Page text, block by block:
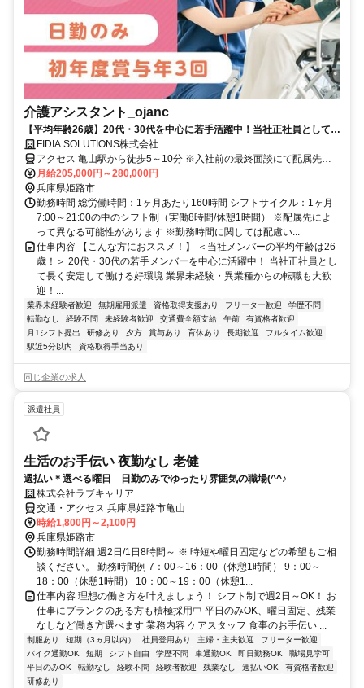
介護アシスタント_ojanc
【平均年齢26歳】20代・30代を中心に若手活躍中！当社正社員として安
定して長く働けます◎完全週休二日制＆残業少なめ／初年度賞与年3回
／未経験OK★採用基準は友達になれそうな人！／休暇制度充実！産育休
取得率100%／全員面接実施中！書類選考なし！内定まで最短2日！今す
ぐ働ける仕事を探している方はぜひ一度ご相談ください♪
FIDIA SOLUTIONS株式会社
アクセス 亀山駅から徒歩5～10分 ※入社前の最終面談にて配属先を
決定致します。
月給205,000円～280,000円
兵庫県姫路市
勤務時間 総労働時間：1ヶ月あたり160時間 シフトサイクル：1ヶ月
7:00～21:00の中のシフト制（実働8時間/休憩1時間） ※配属先によ
って異なる可能性があります ※勤務時間に関しては配慮い...
仕事内容 【こんな方におススメ！】 ＜当社メンバーの平均年齢は26
歳！＞ 20代・30代の若手メンバーを中心に活躍中！ 当社正社員とし
て長く安定して働ける好環境 業界未経験・異業種からの転職も大歓
迎！...
業界未経験者歓迎 無期雇用派遣 資格取得支援あり フリーター歓迎
学歴不問
転勤なし
経験不問 未経験者歓迎 交通費全額支給 午前
有資格者歓迎
月1シフト提出
研修あり 夕方 賞与あり 育休あり 長期歓迎
フルタイム歓迎
駅近5分以内
資格取得手当あり
同じ企業の求人
派遣社員
生活のお手伝い 夜勤なし 老健
週払い＊選べる曜日 日勤のみでゆったり雰囲気の職場(^^♪
株式会社ラブキャリア
交通・アクセス 兵庫県姫路市亀山
時給1,800円～2,100円
兵庫県姫路市
勤務時間詳細 週2日/1日8時間～ ※ 時短や曜日固定などの希望もご相
談ください。 勤務時間例 7：00～16：00（休憩1時間） 9：00～
18：00（休憩1時間） 10：00～19：00（休憩1...
仕事内容 理想の働き方を叶えましょう！ シフト制で週2日～OK！ お
仕事にブランクのある方も積極採用中 平日のみOK、曜日固定、残業
なしなど働き方選べます 業務内容 ケアスタッフ 食事のお手伝い ...
制服あり 短期（3ヵ月以内） 社員登用あり 主婦・主夫歓迎
フリーター歓迎
バイク通勤OK
短期 シフト自由 学歴不問 車通勤OK 即日勤務OK
職場見学可
平日のみOK
転勤なし 経験不問 経験者歓迎 残業なし 週払いOK
有資格者歓迎
研修あり